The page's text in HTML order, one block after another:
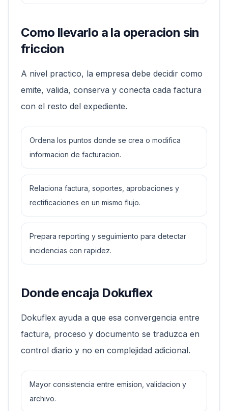
Como llevarlo a la operacion sin
friccion
A nivel practico, la empresa debe decidir como
emite, valida, conserva y conecta cada factura
con el resto del expediente.
Ordena los puntos donde se crea o modifica
informacion de facturacion.
Relaciona factura, soportes, aprobaciones y
rectificaciones en un mismo flujo.
Prepara reporting y seguimiento para detectar
incidencias con rapidez.
Donde encaja Dokuflex
Dokuflex ayuda a que esa convergencia entre
factura, proceso y documento se traduzca en
control diario y no en complejidad adicional.
Mayor consistencia entre emision, validacion y
archivo.